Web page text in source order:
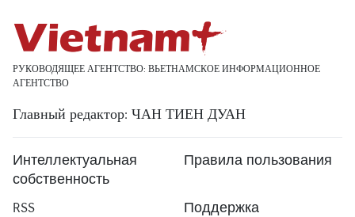
РУКОВОДЯЩЕЕ АГЕНТСТВО: ВЬЕТНАМСКОЕ ИНФОРМАЦИОННОЕ
АГЕНТСТВО
Главный редактор: ЧАН ТИЕН ДУАН
Интеллектуальная
собственность
Правила пользования
RSS
Поддержка